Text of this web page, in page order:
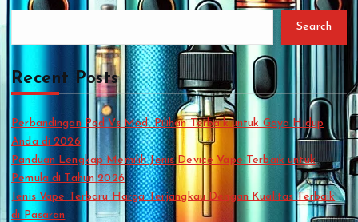
Search
Recent Posts
Perbandingan Pod Vs Mod: Pilihan Terbaik untuk Gaya Hidup
Anda di 2026
Panduan Lengkap Memilih Jenis Device Vape Terbaik untuk
Pemula di Tahun 2026
Jenis Vape Terbaru Harga Terjangkau Dengan Kualitas Terbaik
di Pasaran